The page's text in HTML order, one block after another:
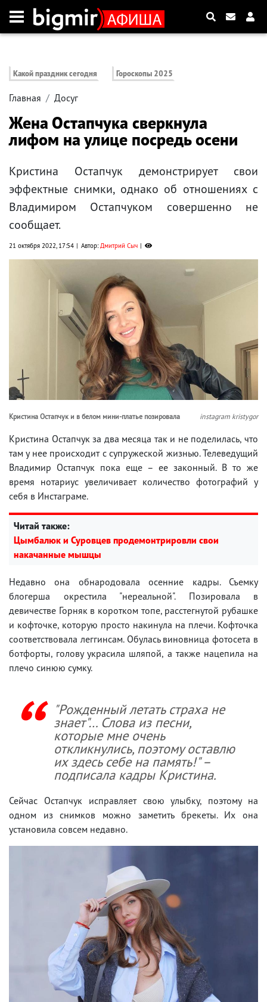
Какой праздник сегодня Гороскопы 2025
Главная Досуг
Жена Остапчука сверкнула
лифом на улице посредь осени
Кристина Остапчук демонстрирует свои
эффектные снимки, однако об отношениях с
Владимиром Остапчуком совершенно не
сообщает.
21 октября 2022, 17:54 Автор:Дмитрий Сыч
Кристина Остапчук и в белом мини-платье позировала instagram kristygor
Кристина Остапчук за два месяца так и не поделилась, что
там у нее происходит с супружеской жизнью. Телеведущий
Владимир Остапчук пока еще – ее законный. В то же
время нотариус увеличивает количество фотографий у
себя в Инстаграме.
Читай также:
Цымбалюк и Суровцев продемонтрировли свои
накачанные мышцы
Недавно она обнародовала осенние кадры. Съемку
блогерша окрестила "нереальной". Позировала в
девичестве Горняк в коротком топе, расстегнутой рубашке
и кофточке, которую просто накинула на плечи. Кофточка
соответствовала леггинсам. Обулась виновница фотосета в
ботфорты, голову украсила шляпой, а также нацепила на
плечо синюю сумку.
"Рожденный летать страха не
знает"… Слова из песни,
которые мне очень
откликнулись, поэтому оставлю
их здесь себе на память!" –
подписала кадры Кристина.
Сейчас Остапчук исправляет свою улыбку, поэтому на
одном из снимков можно заметить брекеты. Их она
установила совсем недавно.